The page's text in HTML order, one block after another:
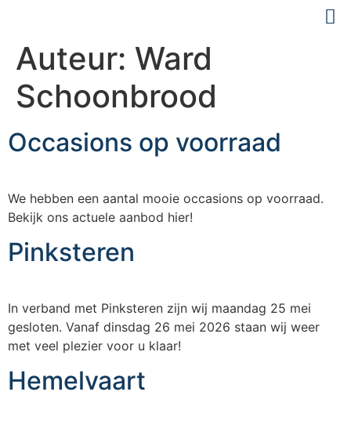
Auteur: Ward
Schoonbrood
Occasions op voorraad
We hebben een aantal mooie occasions op voorraad.
Bekijk ons actuele aanbod hier!
Pinksteren
In verband met Pinksteren zijn wij maandag 25 mei
gesloten. Vanaf dinsdag 26 mei 2026 staan wij weer
met veel plezier voor u klaar!
Hemelvaart